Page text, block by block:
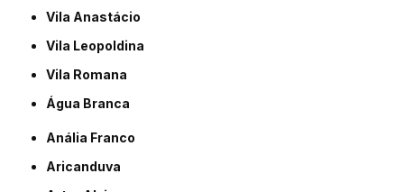
Vila Anastácio
Vila Leopoldina
Vila Romana
Água Branca
Anália Franco
Aricanduva